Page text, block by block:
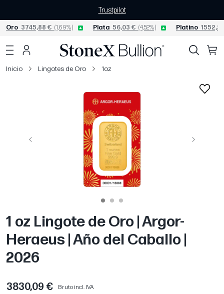
Trustpilot
Oro 3745,88 € (1,69%) Plata 56,03 € (4,52%) Platino
Inicio Lingotes de Oro 1oz
Página anterior Siguiente
1 oz Lingote de Oro | Argor-
Heraeus | Año del Caballo |
2026
3830,09 €
Bruto incl. IVA